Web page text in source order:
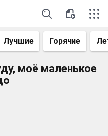
Лучшие Горячие
моё маленькое